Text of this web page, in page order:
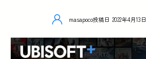
masapoco投稿日 2022年4月13